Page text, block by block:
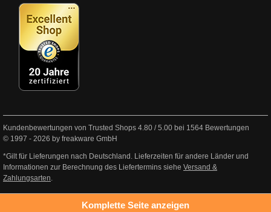
Kundenbewertungen von Trusted Shops 4.80 /5.00 bei 1564 Bewertungen
© 1997 - 2026 by freakware GmbH
*Gilt für Lieferungen nach Deutschland. Lieferzeiten für andere Länder und
Informationen zur Berechnung des Liefertermins siehe Versand &
Zahlungsarten.
Komplette Seite anzeigen